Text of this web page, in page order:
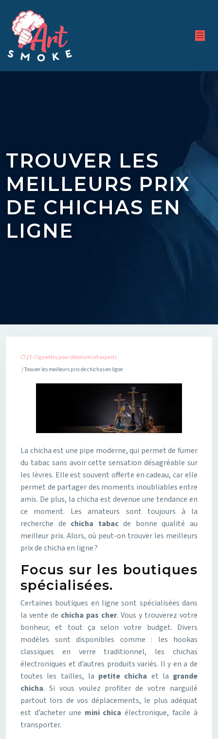
TROUVER LES
MEILLEURS PRIX
DE CHICHAS EN
LIGNE
/ E-Cigarettes pour débutants et experts
/ Trouver les meilleurs prix de chichas en ligne
La chicha est une pipe moderne, qui permet de fumer
du tabac sans avoir cette sensation désagréable sur
les lèvres. Elle est souvent offerte en cadeau, car elle
permet de partager des moments inoubliables entre
amis. De plus, la chicha est devenue une tendance en
ce moment. Les amateurs sont toujours à la
recherche de chicha tabacde bonne qualité au
meilleur prix. Alors, où peut-on trouver les meilleurs
prix de chicha en ligne ?
Focus sur les boutiques
spécialisées.
Certaines boutiques en ligne sont spécialisées dans
la vente de chicha pas cher. Vous y trouverez votre
bonheur, et tout ça selon votre budget. Divers
modèles sont disponibles comme : les hookas
classiques en verre traditionnel, les chichas
électroniques et d’autres produits variés. Il y en a de
toutes les tailles, la petite chicha et la grande
chicha. Si vous voulez profiter de votre narguilé
partout lors de vos déplacements, le plus adéquat
est d’acheter une mini chicaélectronique, facile à
transporter.